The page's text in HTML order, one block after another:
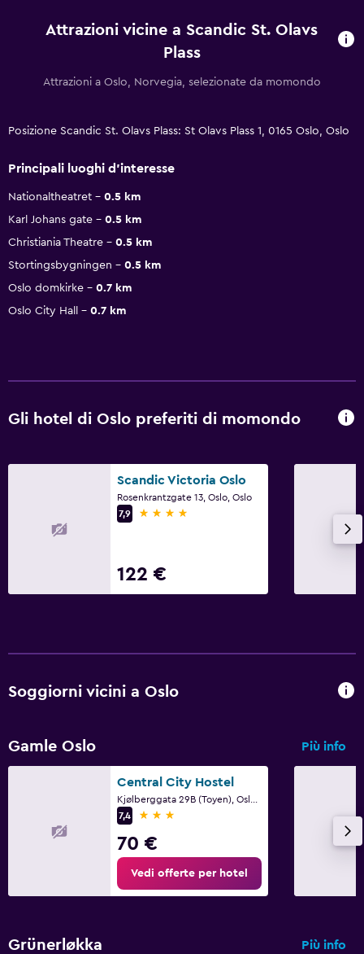
Attrazioni vicine a Scandic St. Olavs
Plass
Attrazioni a Oslo, Norvegia, selezionate da momondo
Posizione Scandic St. Olavs Plass: St Olavs Plass 1, 0165 Oslo, Oslo
Principali luoghi d'interesse
Nationaltheatret
0.5 km
Karl Johans gate
0.5 km
Christiania Theatre
0.5 km
Stortingsbygningen
0.5 km
Oslo domkirke
0.7 km
Oslo City Hall
0.7 km
Gli hotel di Oslo preferiti di momondo
Scandic Victoria Oslo
Rosenkrantzgate 13, Oslo, Oslo
7,9
4 stelle
122 €
Soggiorni vicini a Oslo
Gamle Oslo Più info
Central City Hostel
7,4
3 stelle
70 €
Vedi offerte per hotel
Grünerløkka Più info